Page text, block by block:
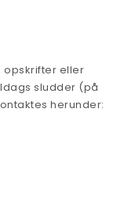
opskrifter eller
sludder (på
herunder: